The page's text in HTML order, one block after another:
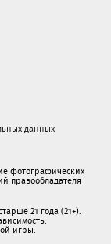
данных
фотографических
правообладателя
21 года (21+).
игры.